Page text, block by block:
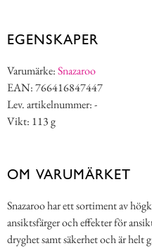
EGENSKAPER
Varumärke:Snazaroo
EAN: 766416847447
Lev. artikelnummer: -
Vikt: 113 g
OM VARUMÄRKET
Snazaroo har ett sortiment av
ansiktsfärger och effekter för
dryghet samt säkerhet och är helt